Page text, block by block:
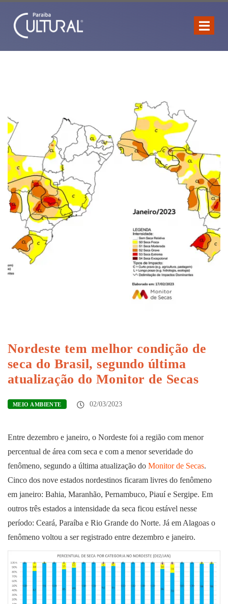
Nordeste tem melhor condição de
seca do Brasil, segundo última
atualização do Monitor de Secas
MEIO AMBIENTE 02/03/2023
Entre dezembro e janeiro, o Nordeste foi a região com menor
percentual de área com seca e com a menor severidade do
fenômeno, segundo a última atualização do Monitor de Secas.
Cinco dos nove estados nordestinos ficaram livres do fenômeno
em janeiro: Bahia, Maranhão, Pernambuco, Piauí e Sergipe. Em
outros três estados a intensidade da seca ficou estável nesse
período: Ceará, Paraíba e Rio Grande do Norte. Já em Alagoas o
fenômeno voltou a ser registrado entre dezembro e janeiro.